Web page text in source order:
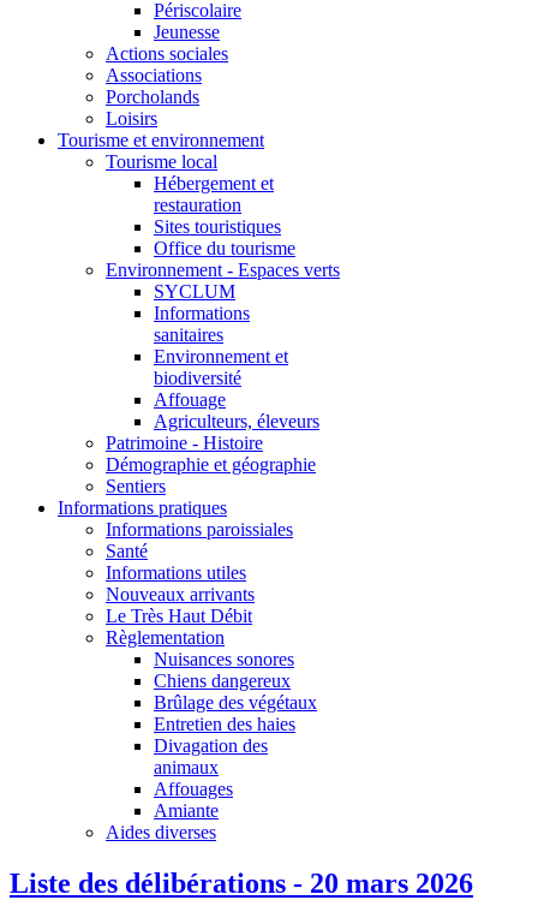
Périscolaire
Jeunesse
Actions sociales
Associations
Porcholands
Loisirs
Tourisme et environnement
Tourisme local
Hébergement et
restauration
Sites touristiques
Office du tourisme
Environnement - Espaces verts
SYCLUM
Informations
sanitaires
Environnement et
biodiversité
Affouage
Agriculteurs, éleveurs
Patrimoine - Histoire
Démographie et géographie
Sentiers
Informations pratiques
Informations paroissiales
Santé
Informations utiles
Nouveaux arrivants
Le Très Haut Débit
Règlementation
Nuisances sonores
Chiens dangereux
Brûlage des végétaux
Entretien des haies
Divagation des
animaux
Affouages
Amiante
Aides diverses
Liste des délibérations - 20 mars 2026